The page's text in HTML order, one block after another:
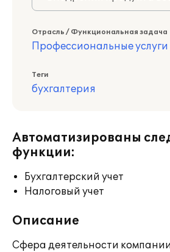
Отрасль / Функциональная задача
Профессиональные услуги
Теги
бухгалтерия
Автоматизированы
функции:
Бухгалтерский учет
Налоговый учет
Описание
Сфера деятельности